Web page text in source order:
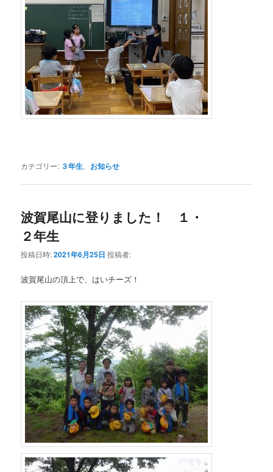
カテゴリー: ３年生 お知らせ
波賀尾山に登りました！ １・
２年生
投稿日時:2021年6月25日 投稿者:
波賀尾山の頂上で、はいチーズ！